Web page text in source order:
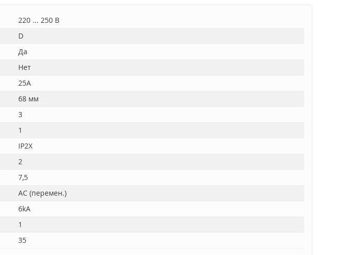
220 ... 250 В
D
Да
Нет
25A
68 мм
3
1
IP2X
2
7,5
AC (перемен.)
6kA
1
35